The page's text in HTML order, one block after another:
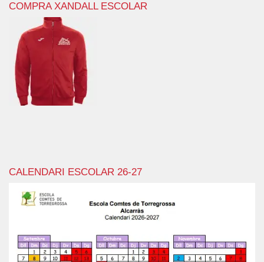
COMPRA XANDALL ESCOLAR
CALENDARI ESCOLAR 26-27